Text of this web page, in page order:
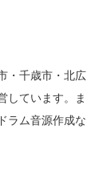
・千歳市・北広
しています。
ま
ラム音源作成な